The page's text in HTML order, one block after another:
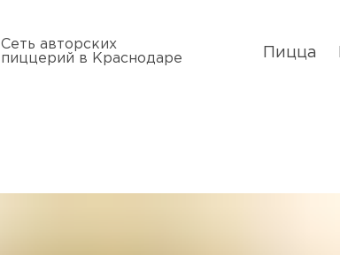
Пицца
Сеть авторских
пиццерий в Краснодаре